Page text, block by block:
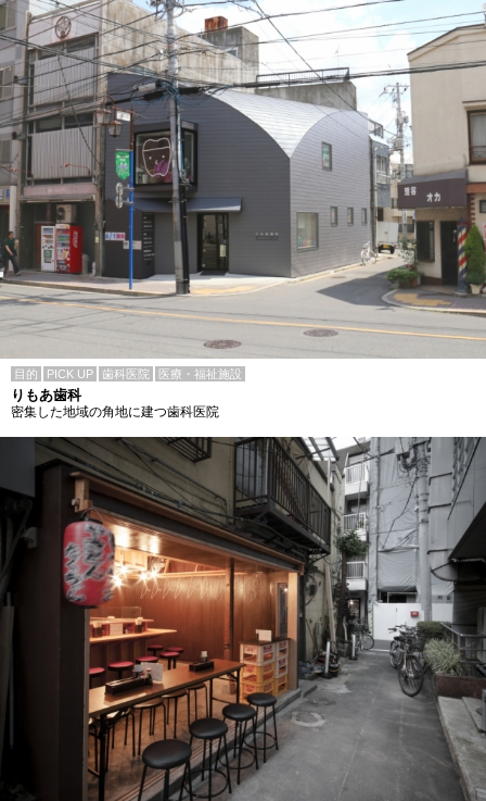
目的 PICK UP 歯科医院 医療・福祉施設
りもあ歯科
密集した地域の角地に建つ歯科医院